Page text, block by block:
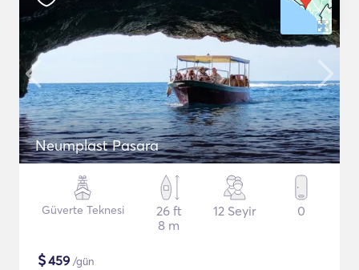
Neumplast Pasara
Güverte Teknesi
26 ft
8 m
12 Seyir 0
$459 /gün